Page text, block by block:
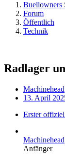
Buellowners
Forum
Öffentlich
Technik
Radlager
Machinehead
13. April
Erster
Machinehead
Anfänger